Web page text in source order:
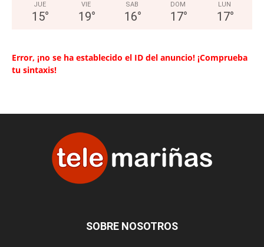
JUE
15°
VIE
19°
SAB
16°
DOM
17°
LUN
17°
Error, ¡no se ha establecido el ID del anuncio! ¡Comprueba
tu sintaxis!
SOBRE NOSOTROS